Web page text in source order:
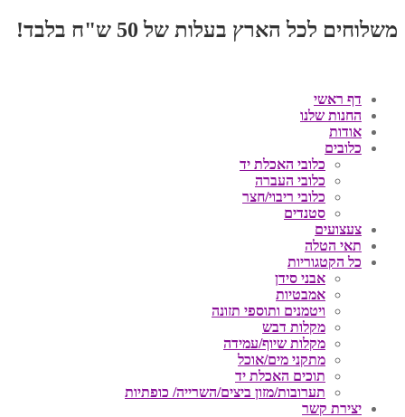
משלוחים לכל הארץ בעלות של 50 ש"ח בלבד!
דף ראשי
החנות שלנו
אודות
כלובים
כלובי האכלת יד
כלובי העברה
כלובי ריבוי/חצר
סטנדים
צעצועים
תאי הטלה
כל הקטגוריות
אבני סידן
אמבטיות
ויטמנים ותוספי תזונה
מקלות דבש
מקלות שיוף/עמידה
מתקני מים/אוכל
תוכים האכלת יד
תערובות/מזון ביצים/השרייה/ כופתיות
יצירת קשר